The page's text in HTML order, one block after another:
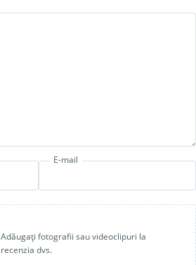
E-mail
Adăugați fotografii sau videoclipuri la
recenzia dvs.